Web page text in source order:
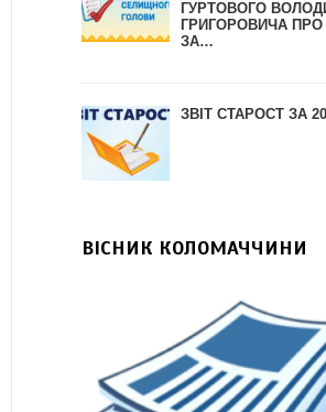
ГУРТОВОГО
ГРИГОРОВИЧА
ЗА…
ЗВІТ СТАРОСТ ЗА
ВІСНИК КОЛОМАЧЧИНИ